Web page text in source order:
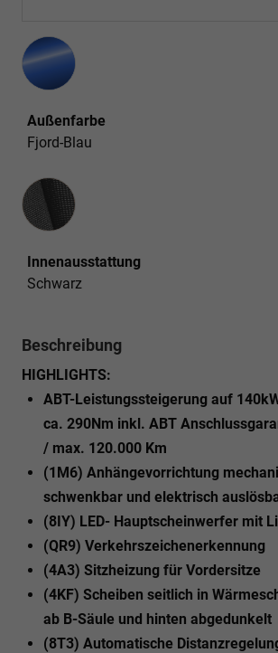
Außenfarbe
Fjord-Blau
Innenausstattung
Innenausstattung
Schwarz
Beschreibung
HIGHLIGHTS:
ABT-Leistungssteigerung auf
ca. 290Nm inkl. ABT
/ max. 120.000 Km
(1M6) Anhängevorrichtung
schwenkbar und elektrisch
(8IY) LED- Hauptscheinwerfer mit
(QR9) Verkehrszeichenerkennung
(4A3) Sitzheizung für Vordersitze
(4KF) Scheiben seitlich in
ab B-Säule und hinten abgedunkelt
(8T3) Automatische